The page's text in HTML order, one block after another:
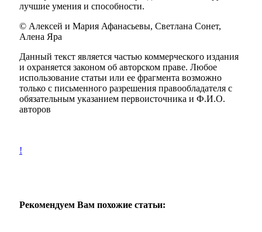
лучшие умения и способности.
© Алексей и Мария Афанасьевы, Светлана Сонет,
Алена Яра
Данный текст является частью коммерческого издания
и охраняется законом об авторском праве. Любое
использование статьи или ее фрагмента возможно
только с письменного разрешения правообладателя с
обязательным указанием первоисточника и Ф.И.О.
авторов
!
Рекомендуем Вам похожие статьи: